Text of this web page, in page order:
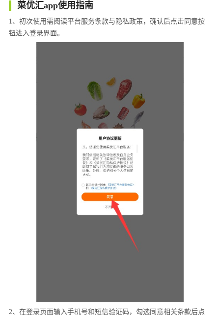
菜优汇app使用指南
1、初次使用需阅读平台服务条款与隐私政策，确认后点击同意按
钮进入登录界面。
2、在登录页面输入手机号和短信验证码，勾选同意相关条款后点